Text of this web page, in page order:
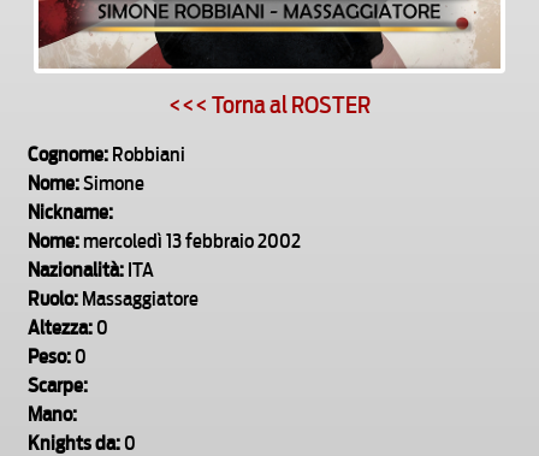
<<< Torna al ROSTER
Cognome:Robbiani
Nome:Simone
Nickname:
Nome:mercoledì 13 febbraio 2002
Nazionalità:ITA
Ruolo:Massaggiatore
Altezza:0
Peso:0
Scarpe:
Mano:
Knights da:0